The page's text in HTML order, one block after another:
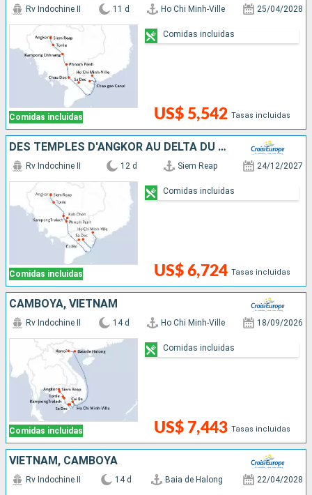
Comidas incluidas
Rv Indochine II 11 d Ho Chi Minh-Ville 25/04/2028
US$ 5,542 Tasas incluidas
Comidas incluidas
DES TEMPLES D'ANGKOR AU DELTA DU MÉKONG, VIVEZ DES FÊTES DE FIN D'ANNÉES UNIQUES ET DÉPAYSANTES
Comidas incluidas
Rv Indochine II 12 d Siem Reap 24/12/2027
US$ 6,724 Tasas incluidas
Comidas incluidas
CAMBOYA, VIETNAM
Comidas incluidas
Rv Indochine II 14 d Ho Chi Minh-Ville 18/09/2026
US$ 7,443 Tasas incluidas
Comidas incluidas
VIETNAM, CAMBOYA
Rv Indochine II 14 d Baia de Halong 22/04/2028